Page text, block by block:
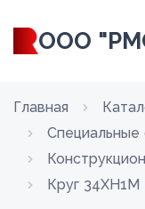
ООО
Главная
Специальные
Круг